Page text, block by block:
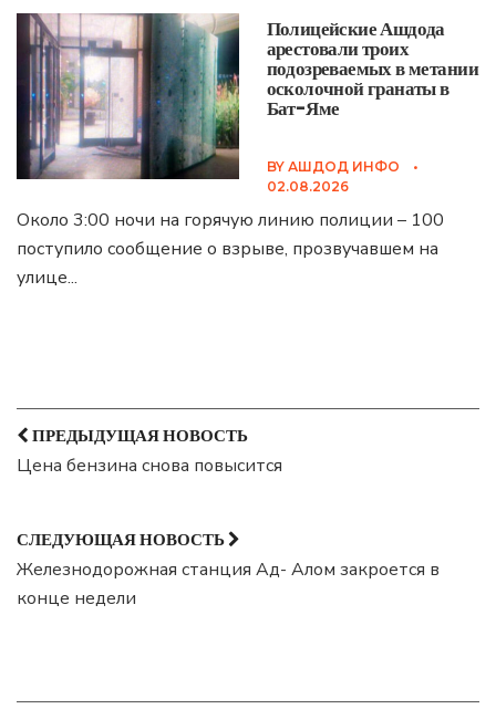
Полицейские Ашдода
арестовали троих
подозреваемых в метании
осколочной гранаты в
Бат-Яме
BY АШДОД ИНФО
•
02.08.2026
Около 3:00 ночи на горячую линию полиции – 100
поступило сообщение о взрыве, прозвучавшем на
улице...
ПРЕДЫДУЩАЯ НОВОСТЬ
Цена бензина снова повысится
СЛЕДУЮЩАЯ НОВОСТЬ
Железнодорожная станция Ад- Алом закроется в
конце недели